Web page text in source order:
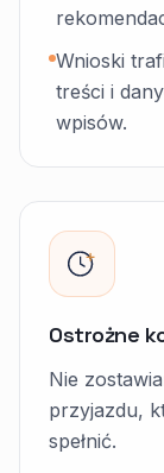
Wnioski
treści i
wpisów.
Ostrożne
Nie
przyjazdu,
spełnić.